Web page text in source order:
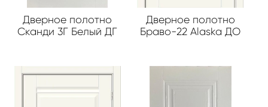
Дверное полотно
Сканди 3Г Белый ДГ
Дверное полотно
Браво-22 Alaska ДО